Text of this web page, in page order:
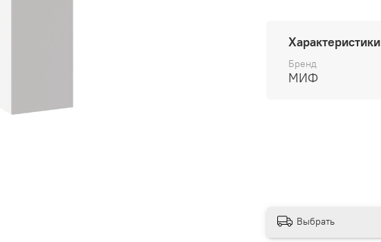
Характеристики
Бренд
МИФ
Выбрать